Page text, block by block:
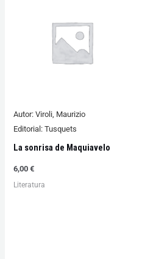
Autor: Viroli, Maurizio
Editorial: Tusquets
La sonrisa de Maquiavelo
6,00€
Literatura